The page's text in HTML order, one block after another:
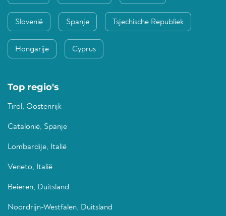
Slovenië Spanje Tsjechische Republiek
Hongarije Cyprus
Top regio's
Tirol, Oostenrijk
Catalonië, Spanje
Lombardije, Italië
Veneto, Italië
Beieren, Duitsland
Noordrijn-Westfalen, Duitsland